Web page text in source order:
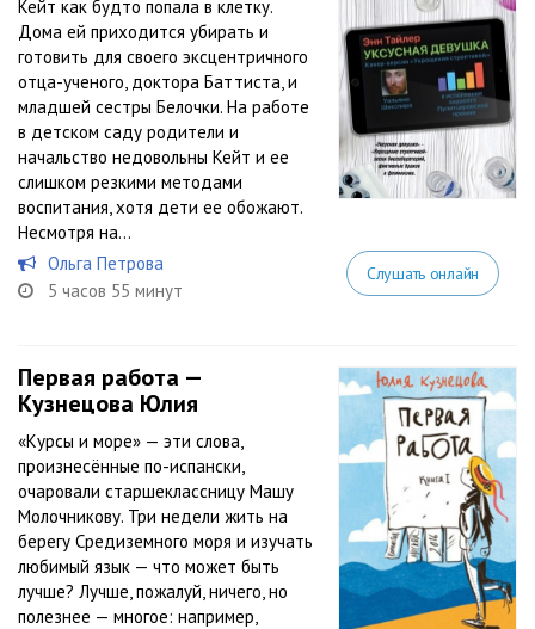
Кейт как будто попала в клетку.
Дома ей приходится убирать и
готовить для своего эксцентричного
отца-ученого, доктора Баттиста, и
младшей сестры Белочки. На работе
в детском саду родители и
начальство недовольны Кейт и ее
слишком резкими методами
воспитания, хотя дети ее обожают.
Несмотря на...
Ольга Петрова
5 часов 55 минут
Слушать онлайн
Первая работа —
Кузнецова Юлия
«Курсы и море» — эти слова,
произнесённые по-испански,
очаровали старшеклассницу Машу
Молочникову. Три недели жить на
берегу Средиземного моря и изучать
любимый язык — что может быть
лучше? Лучше, пожалуй, ничего, но
полезнее — многое: например,